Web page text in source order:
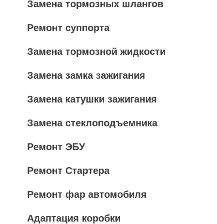
Замена тормозных шлангов
Ремонт суппорта
Замена тормозной жидкости
Замена замка зажигания
Замена катушки зажигания
Замена стеклоподъемника
Ремонт ЭБУ
Ремонт Стартера
Ремонт фар автомобиля
Адаптация коробки